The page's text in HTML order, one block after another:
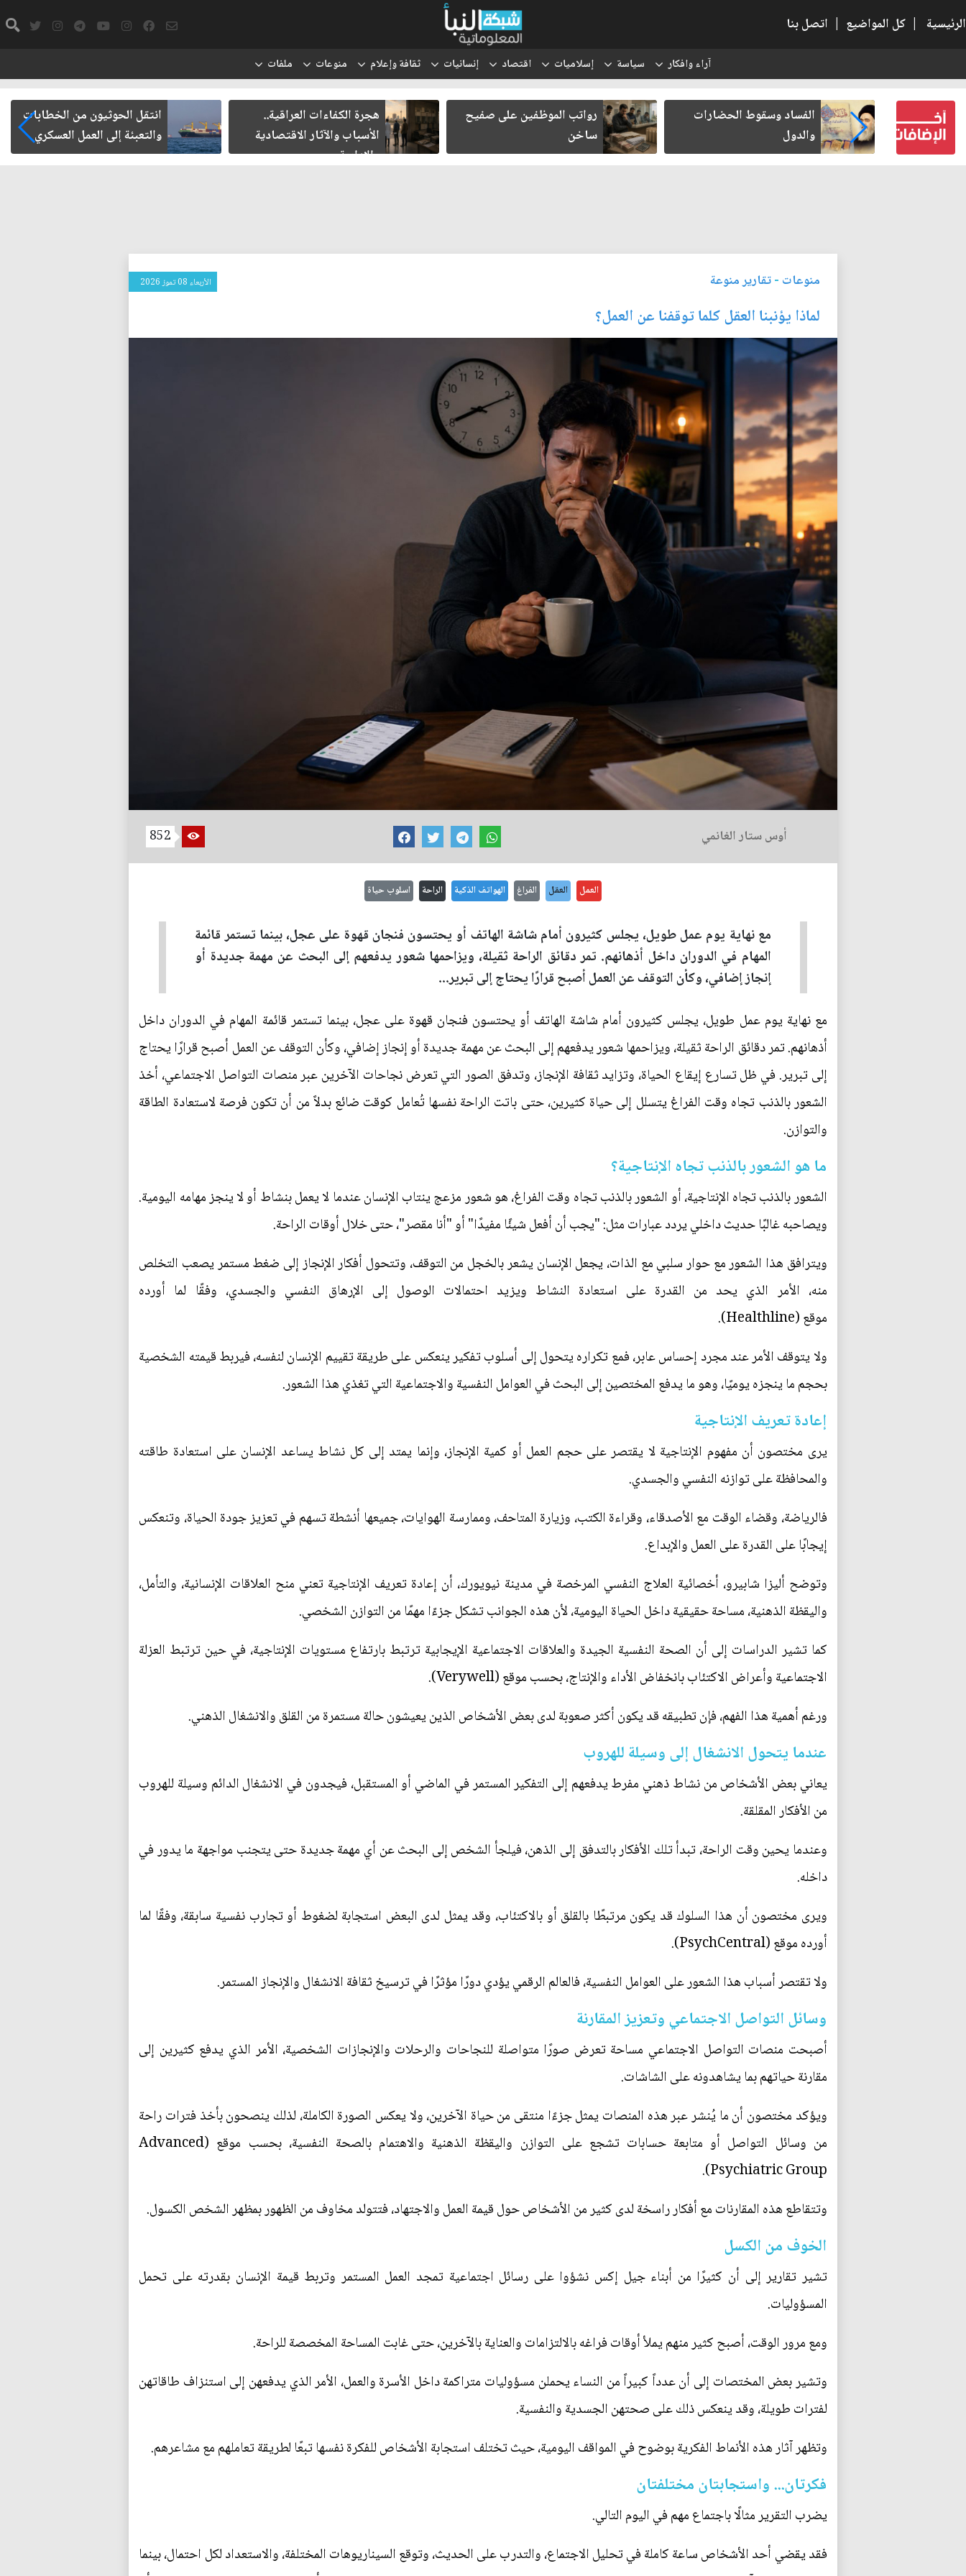
الرئيسية | كل المواضيع | اتصل بنا
آراء وافكار سياسة إسلاميات اقتصاد إنسانيات ثقافة وإعلام منوعات ملفات
كتب لنفسه
الفساد وسقوط الحضارات
والدول
رواتب الموظفين على صفيح
ساخن
هجرة الكفاءات العراقية..
الأسباب والآثار الاقتصادية
والإدارية
انتقل الحوثيون من الخطابات
والتعبئة إلى العمل العسكري
منوعات -تقارير منوعة الأربعاء 08 تموز 2026
لماذا يؤنبنا العقل كلما توقفنا عن العمل؟
أوس ستار الغانمي 852
العمل العقل الفراغ الهواتف الذكية الراحة اسلوب حياة
مع نهاية يوم عمل طويل، يجلس كثيرون أمام شاشة الهاتف أو يحتسون فنجان قهوة على عجل، بينما تستمر قائمة
المهام في الدوران داخل أذهانهم. تمر دقائق الراحة ثقيلة، ويزاحمها شعور يدفعهم إلى البحث عن مهمة جديدة أو
إنجاز إضافي، وكأن التوقف عن العمل أصبح قرارًا يحتاج إلى تبرير...
مع نهاية يوم عمل طويل، يجلس كثيرون أمام شاشة الهاتف أو يحتسون فنجان قهوة على عجل، بينما تستمر قائمة المهام في الدوران داخل
أذهانهم. تمر دقائق الراحة ثقيلة، ويزاحمها شعور يدفعهم إلى البحث عن مهمة جديدة أو إنجاز إضافي، وكأن التوقف عن العمل أصبح قرارًا يحتاج
إلى تبرير. في ظل تسارع إيقاع الحياة، وتزايد ثقافة الإنجاز، وتدفق الصور التي تعرض نجاحات الآخرين عبر منصات التواصل الاجتماعي، أخذ
الشعور بالذنب تجاه وقت الفراغ يتسلل إلى حياة كثيرين، حتى باتت الراحة نفسها تُعامل كوقت ضائع بدلاً من أن تكون فرصة لاستعادة الطاقة
والتوازن.
ما هو الشعور بالذنب تجاه الإنتاجية؟
الشعور بالذنب تجاه الإنتاجية، أو الشعور بالذنب تجاه وقت الفراغ، هو شعور مزعج ينتاب الإنسان عندما لا يعمل بنشاط أو لا ينجز مهامه اليومية.
ويصاحبه غالبًا حديث داخلي يردد عبارات مثل: "يجب أن أفعل شيئًا مفيدًا" أو "أنا مقصر"، حتى خلال أوقات الراحة.
ويترافق هذا الشعور مع حوار سلبي مع الذات، يجعل الإنسان يشعر بالخجل من التوقف، وتتحول أفكار الإنجاز إلى ضغط مستمر يصعب التخلص
منه، الأمر الذي يحد من القدرة على استعادة النشاط ويزيد احتمالات الوصول إلى الإرهاق النفسي والجسدي، وفقًا لما أورده
موقع (Healthline).
ولا يتوقف الأمر عند مجرد إحساس عابر، فمع تكراره يتحول إلى أسلوب تفكير ينعكس على طريقة تقييم الإنسان لنفسه، فيربط قيمته الشخصية
بحجم ما ينجزه يوميًا، وهو ما يدفع المختصين إلى البحث في العوامل النفسية والاجتماعية التي تغذي هذا الشعور.
إعادة تعريف الإنتاجية
يرى مختصون أن مفهوم الإنتاجية لا يقتصر على حجم العمل أو كمية الإنجاز، وإنما يمتد إلى كل نشاط يساعد الإنسان على استعادة طاقته
والمحافظة على توازنه النفسي والجسدي.
فالرياضة، وقضاء الوقت مع الأصدقاء، وقراءة الكتب، وزيارة المتاحف، وممارسة الهوايات، جميعها أنشطة تسهم في تعزيز جودة الحياة، وتنعكس
إيجابًا على القدرة على العمل والإبداع.
وتوضح أليزا شابيرو، أخصائية العلاج النفسي المرخصة في مدينة نيويورك، أن إعادة تعريف الإنتاجية تعني منح العلاقات الإنسانية، والتأمل،
واليقظة الذهنية، مساحة حقيقية داخل الحياة اليومية، لأن هذه الجوانب تشكل جزءًا مهمًا من التوازن الشخصي.
كما تشير الدراسات إلى أن الصحة النفسية الجيدة والعلاقات الاجتماعية الإيجابية ترتبط بارتفاع مستويات الإنتاجية، في حين ترتبط العزلة
الاجتماعية وأعراض الاكتئاب بانخفاض الأداء والإنتاج، بحسب موقع (Verywell).
ورغم أهمية هذا الفهم، فإن تطبيقه قد يكون أكثر صعوبة لدى بعض الأشخاص الذين يعيشون حالة مستمرة من القلق والانشغال الذهني.
عندما يتحول الانشغال إلى وسيلة للهروب
يعاني بعض الأشخاص من نشاط ذهني مفرط يدفعهم إلى التفكير المستمر في الماضي أو المستقبل، فيجدون في الانشغال الدائم وسيلة للهروب
من الأفكار المقلقة.
وعندما يحين وقت الراحة، تبدأ تلك الأفكار بالتدفق إلى الذهن، فيلجأ الشخص إلى البحث عن أي مهمة جديدة حتى يتجنب مواجهة ما يدور في
داخله.
ويرى مختصون أن هذا السلوك قد يكون مرتبطًا بالقلق أو بالاكتئاب، وقد يمثل لدى البعض استجابة لضغوط أو تجارب نفسية سابقة، وفقًا لما
أورده موقع (PsychCentral).
ولا تقتصر أسباب هذا الشعور على العوامل النفسية، فالعالم الرقمي يؤدي دورًا مؤثرًا في ترسيخ ثقافة الانشغال والإنجاز المستمر.
وسائل التواصل الاجتماعي وتعزيز المقارنة
أصبحت منصات التواصل الاجتماعي مساحة تعرض صورًا متواصلة للنجاحات والرحلات والإنجازات الشخصية، الأمر الذي يدفع كثيرين إلى
مقارنة حياتهم بما يشاهدونه على الشاشات.
ويؤكد مختصون أن ما يُنشر عبر هذه المنصات يمثل جزءًا منتقى من حياة الآخرين، ولا يعكس الصورة الكاملة، لذلك ينصحون بأخذ فترات راحة
من وسائل التواصل أو متابعة حسابات تشجع على التوازن واليقظة الذهنية والاهتمام بالصحة النفسية، بحسب موقع (Advanced
Psychiatric Group).
وتتقاطع هذه المقارنات مع أفكار راسخة لدى كثير من الأشخاص حول قيمة العمل والاجتهاد، فتتولد مخاوف من الظهور بمظهر الشخص الكسول.
الخوف من الكسل
تشير تقارير إلى أن كثيرًا من أبناء جيل إكس نشؤوا على رسائل اجتماعية تمجد العمل المستمر وتربط قيمة الإنسان بقدرته على تحمل
المسؤوليات.
ومع مرور الوقت، أصبح كثير منهم يملأ أوقات فراغه بالالتزامات والعناية بالآخرين، حتى غابت المساحة المخصصة للراحة.
وتشير بعض المختصات إلى أن عدداً كبيراً من النساء يحملن مسؤوليات متراكمة داخل الأسرة والعمل، الأمر الذي يدفعهن إلى استنزاف طاقاتهن
لفترات طويلة، وقد ينعكس ذلك على صحتهن الجسدية والنفسية.
وتظهر آثار هذه الأنماط الفكرية بوضوح في المواقف اليومية، حيث تختلف استجابة الأشخاص للفكرة نفسها تبعًا لطريقة تعاملهم مع مشاعرهم.
فكرتان... واستجابتان مختلفتان
يضرب التقرير مثالًا باجتماع مهم في اليوم التالي.
فقد يقضي أحد الأشخاص ساعة كاملة في تحليل الاجتماع، والتدرب على الحديث، وتوقع السيناريوهات المختلفة، والاستعداد لكل احتمال، بينما